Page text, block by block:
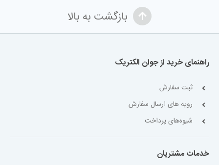
بازگشت به بالا
راهنمای خرید از جوان الکتریک
ثبت سفارش
رویه های ارسال سفارش
شیوه‌های پرداخت
خدمات مشتریان